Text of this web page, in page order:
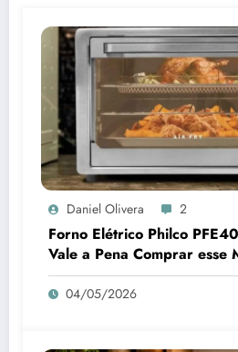
Daniel Olivera 2
Forno Elétrico Philco
Vale a Pena Comprar esse
para sua Cozinha em
04/05/2026